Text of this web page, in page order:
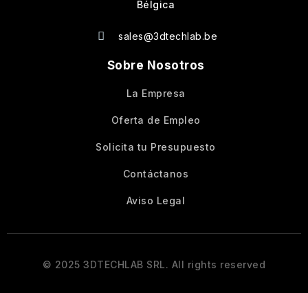
Bélgica
sales@3dtechlab.be
Sobre Nosotros
La Empresa
Oferta de Empleo
Solicita tu Presupuesto
Contáctanos
Aviso Legal
© 2025 3DTECHLAB SRL. All rights reserved